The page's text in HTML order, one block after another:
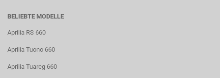
BELIEBTE MODELLE
Aprilia RS 660
Aprilia Tuono 660
Aprilia Tuareg 660